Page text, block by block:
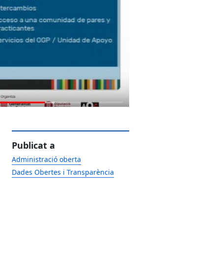
Publicat a
Administració oberta
Dades Obertes i Transparència